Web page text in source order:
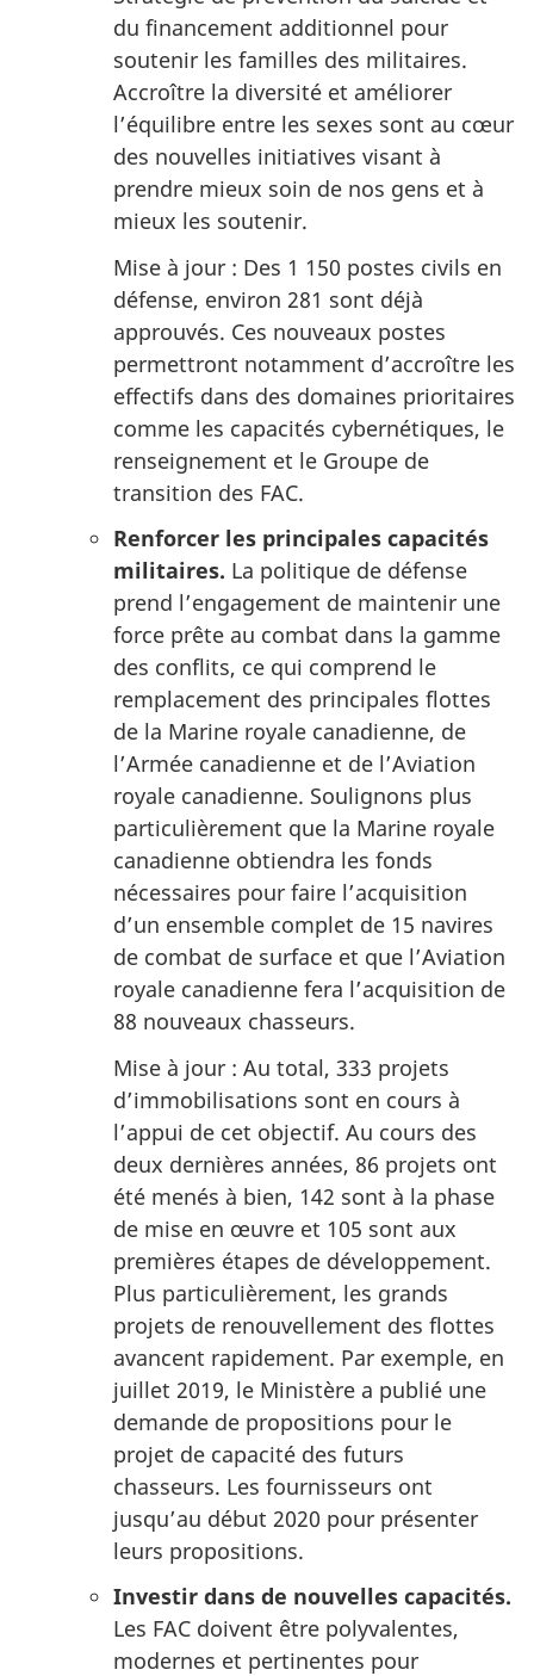
du financement additionnel pour
soutenir les familles des militaires.
Accroître la diversité et améliorer
l’équilibre entre les sexes sont au cœur
des nouvelles initiatives visant à
prendre mieux soin de nos gens et à
mieux les soutenir.
Mise à jour : Des 1 150 postes civils en
défense, environ 281 sont déjà
approuvés. Ces nouveaux postes
permettront notamment d’accroître les
effectifs dans des domaines prioritaires
comme les capacités cybernétiques, le
renseignement et le Groupe de
transition des FAC.
Renforcer les principales capacités
militaires. La politique de défense
prend l’engagement de maintenir une
force prête au combat dans la gamme
des conflits, ce qui comprend le
remplacement des principales flottes
de la Marine royale canadienne, de
l’Armée canadienne et de l’Aviation
royale canadienne. Soulignons plus
particulièrement que la Marine royale
canadienne obtiendra les fonds
nécessaires pour faire l’acquisition
d’un ensemble complet de 15 navires
de combat de surface et que l’Aviation
royale canadienne fera l’acquisition de
88 nouveaux chasseurs.
Mise à jour : Au total, 333 projets
d’immobilisations sont en cours à
l’appui de cet objectif. Au cours des
deux dernières années, 86 projets ont
été menés à bien, 142 sont à la phase
de mise en œuvre et 105 sont aux
premières étapes de développement.
Plus particulièrement, les grands
projets de renouvellement des flottes
avancent rapidement. Par exemple, en
juillet 2019, le Ministère a publié une
demande de propositions pour le
projet de capacité des futurs
chasseurs. Les fournisseurs ont
jusqu’au début 2020 pour présenter
leurs propositions.
Investir dans de nouvelles capacités.
Les FAC doivent être polyvalentes,
modernes et pertinentes pour